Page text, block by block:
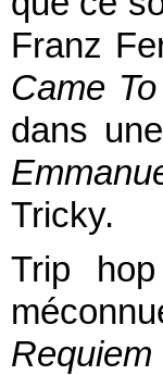
Franz
Came
dans
Tricky.
Trip